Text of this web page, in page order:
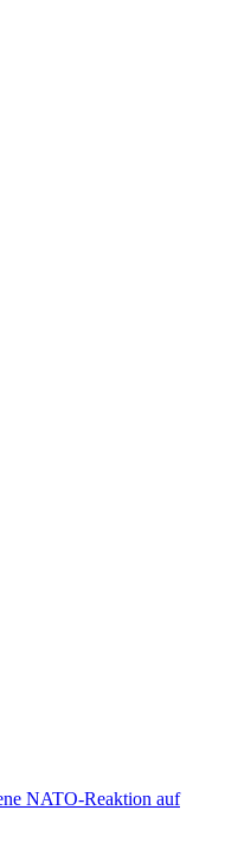
NATO-Reaktion auf